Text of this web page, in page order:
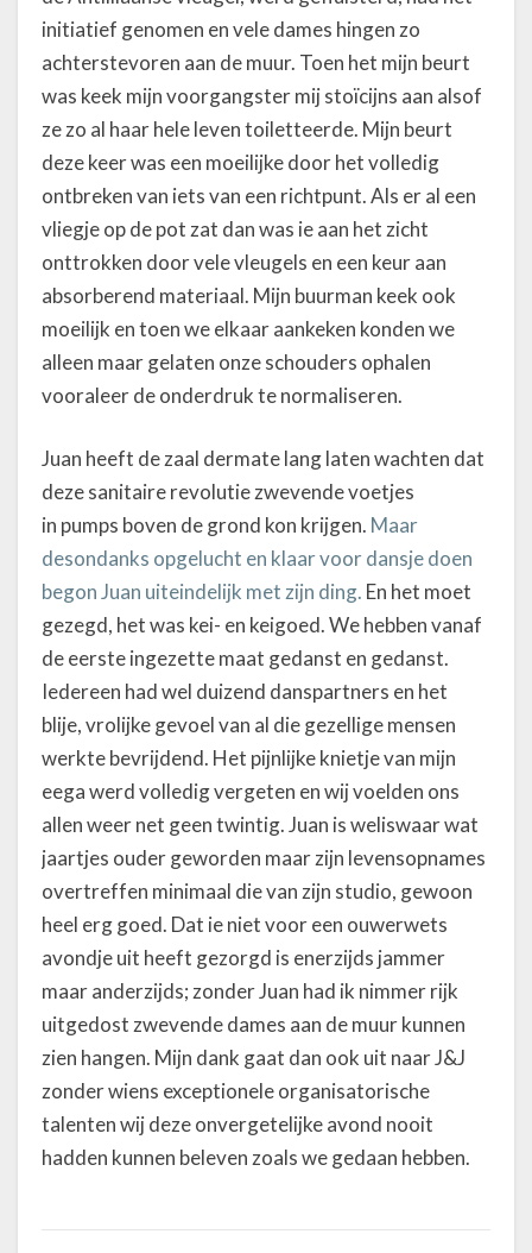
initiatief genomen en vele dames hingen zo
achterstevoren aan de muur. Toen het mijn beurt
was keek mijn voorgangster mij stoïcijns aan alsof
ze zo al haar hele leven toiletteerde. Mijn beurt
deze keer was een moeilijke door het volledig
ontbreken van iets van een richtpunt. Als er al een
vliegje op de pot zat dan was ie aan het zicht
onttrokken door vele vleugels en een keur aan
absorberend materiaal. Mijn buurman keek ook
moeilijk en toen we elkaar aankeken konden we
alleen maar gelaten onze schouders ophalen
vooraleer de onderdruk te normaliseren.
Juan heeft de zaal dermate lang laten wachten dat
deze sanitaire revolutie zwevende voetjes
in pumps boven de grond kon krijgen. Maar
desondanks opgelucht en klaar voor dansje doen
begon Juan uiteindelijk met zijn ding. En het moet
gezegd, het was kei- en keigoed. We hebben vanaf
de eerste ingezette maat gedanst en gedanst.
Iedereen had wel duizend danspartners en het
blije, vrolijke gevoel van al die gezellige mensen
werkte bevrijdend. Het pijnlijke knietje van mijn
eega werd volledig vergeten en wij voelden ons
allen weer net geen twintig. Juan is weliswaar wat
jaartjes ouder geworden maar zijn levensopnames
overtreffen minimaal die van zijn studio, gewoon
heel erg goed. Dat ie niet voor een ouwerwets
avondje uit heeft gezorgd is enerzijds jammer
maar anderzijds; zonder Juan had ik nimmer rijk
uitgedost zwevende dames aan de muur kunnen
zien hangen. Mijn dank gaat dan ook uit naar J&J
zonder wiens exceptionele organisatorische
talenten wij deze onvergetelijke avond nooit
hadden kunnen beleven zoals we gedaan hebben.